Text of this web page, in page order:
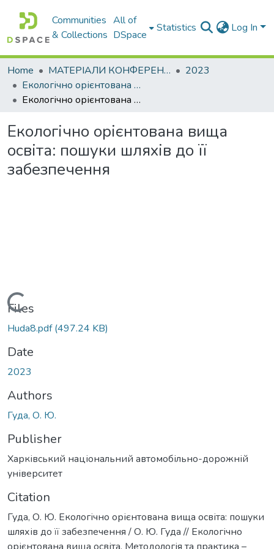
Communities
& Collections
All of
DSpace
Statistics Log In
Home МАТЕРІАЛИ КОНФЕРЕНЦІЙ
2023
Екологічно орієнтована вища освіта. Методологія та практика – 2023
Екологічно орієнтована вища освіта: пошуки шляхів до її забезпечення
Екологічно орієнтована вища
освіта: пошуки шляхів до її
забезпечення
Loading...
Files
Huda8.pdf(497.24 KB)
Date
2023
Authors
Гуда, О. Ю.
Publisher
Харківський національний автомобільно-дорожній
університет
Citation
Гуда, О. Ю. Екологічно орієнтована вища освіта: пошуки
шляхів до її забезпечення / О. Ю. Гуда // Екологічно